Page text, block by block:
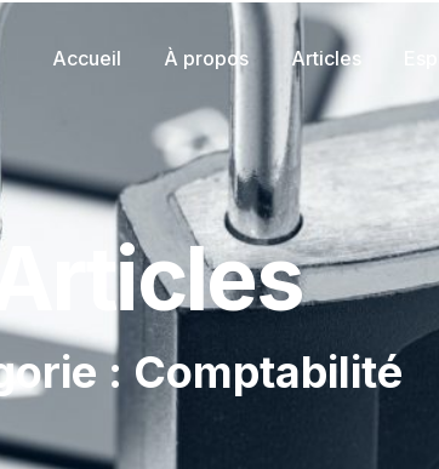
Accueil À propos Articles
: Comptabilité